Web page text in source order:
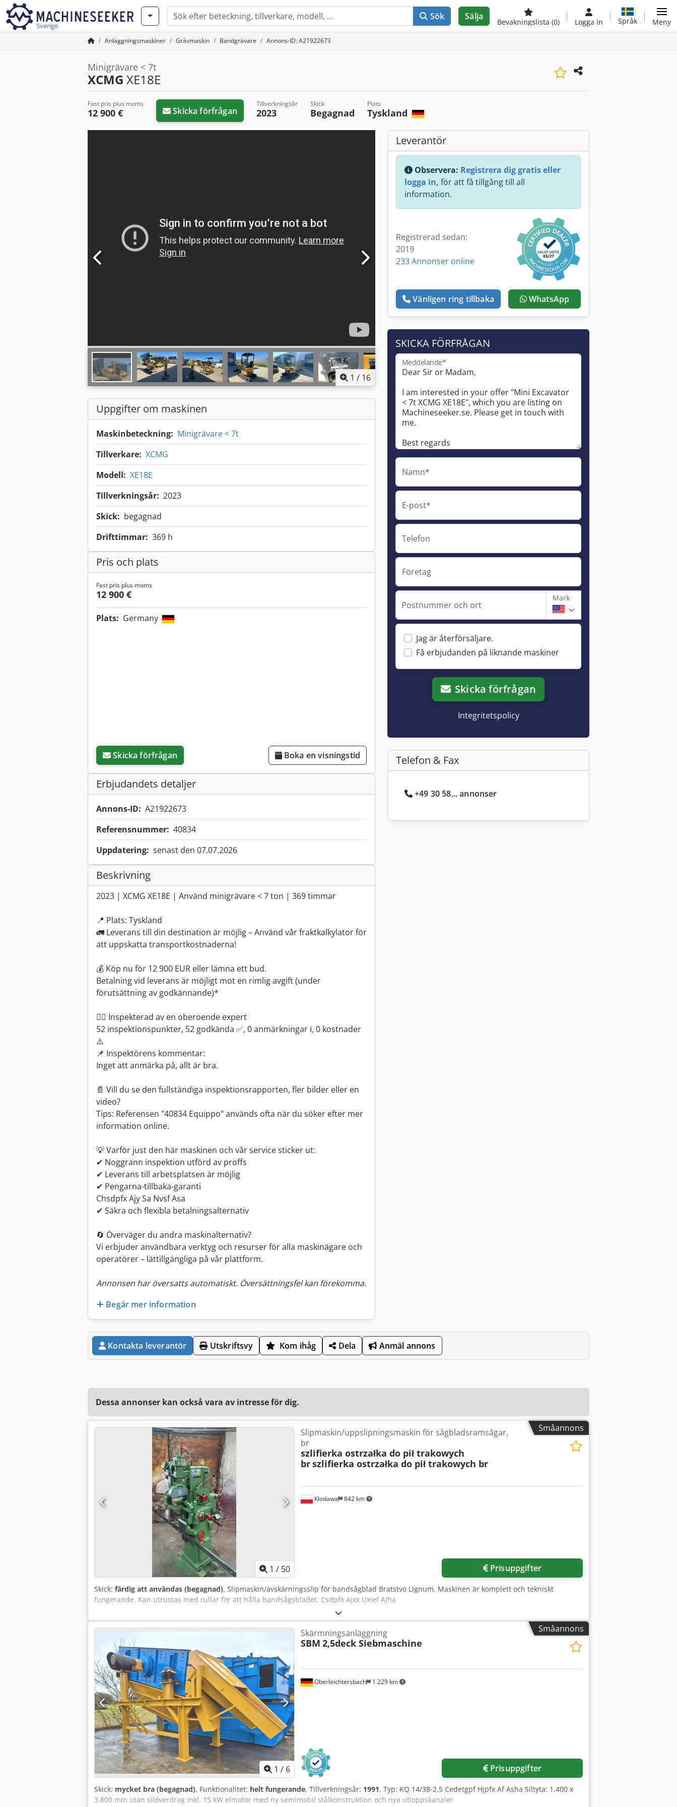
Sverige
Sök Sälja
Bevakningslista (0) Logga in Språk Meny
Anläggningsmaskiner Grävmaskin Bandgrävare Annons-ID: A21922673
Minigrävare < 7t
XCMG XE18E
Fast pris plus moms
12 900 € Skicka förfrågan
Tillverkningsår
2023
Skick
Begagnad
Plats
Tyskland
1 / 16
Uppgifter om maskinen
Maskinbeteckning: Minigrävare < 7t
Tillverkare: XCMG
Modell: XE18E
Tillverkningsår: 2023
Skick: begagnad
Drifttimmar: 369 h
Pris och plats
Fast pris plus moms
12 900 €
Plats: Germany
Skicka förfrågan Boka en visningstid
Erbjudandets detaljer
Annons-ID: A21922673
Referensnummer: 40834
Uppdatering: senast den 07.07.2026
Beskrivning
2023 | XCMG XE18E | Använd minigrävare < 7 ton | 369 timmar
📍 Plats: Tyskland
🚛 Leverans till din destination är möjlig – Använd vår fraktkalkylator för
att uppskatta transportkostnaderna!
💰 Köp nu för 12 900 EUR eller lämna ett bud.
Betalning vid leverans är möjligt mot en rimlig avgift (under
förutsättning av godkännande)*
👷‍♂️ Inspekterad av en oberoende expert
52 inspektionspunkter, 52 godkända ✅, 0 anmärkningar ℹ️, 0 kostnader
⚠️
📌 Inspektörens kommentar:
Inget att anmärka på, allt är bra.
📄 Vill du se den fullständiga inspektionsrapporten, fler bilder eller en
video?
Tips: Referensen "40834 Equippo" används ofta när du söker efter mer
information online.
💡 Varför just den här maskinen och vår service sticker ut:
✔ Noggrann inspektion utförd av proffs
✔ Leverans till arbetsplatsen är möjlig
✔ Pengarna-tillbaka-garanti
Chsdpfx Ajy Sa Nvsf Asa
✔ Säkra och flexibla betalningsalternativ
🔄 Överväger du andra maskinalternativ?
Vi erbjuder användbara verktyg och resurser för alla maskinägare och
operatörer – lättillgängliga på vår plattform.
Annonsen har översatts automatiskt. Översättningsfel kan förekomma.
Begär mer information
Leverantör
Observera: Registrera dig gratis eller
logga in, för att få tillgång till all
information.
Registrerad sedan:
2019
233 Annonser online
Vänligen ring tillbaka WhatsApp
SKICKA FÖRFRÅGAN
Meddelande*
Namn*
E-post*
Telefon
Företag
Postnummer och ort
Mark
Jag är återförsäljare.
Få erbjudanden på liknande maskiner
Skicka förfrågan
Integritetspolicy
Telefon & Fax
+49 30 58... annonser
Kontakta leverantör Utskriftsvy Kom ihåg Dela Anmäl annons
Dessa annonser kan också vara av intresse för dig.
Småannons
1 / 50
Kłodawa 842 km
Slipmaskin/uppslipningsmaskin för sågbladsramsågar,
br
szlifierka ostrzałka do pił trakowych
brszlifierka ostrzałka do pił trakowych br
Prisuppgifter
Skick: färdig att användas (begagnad), Slipmaskin/avskärningsslip för bandsågblad Bratstvo Lignum. Maskinen är komplett och tekniskt
fungerande. Kan utrustas med rullar för att hålla bandsågsbladet. Csdpfx Ajxx Uxief Ajha
Småannons
1 / 6
Oberleichtersbach 1 229 km
Skärmningsanläggning
SBM 2,5deck Siebmaschine
Prisuppgifter
Skick: mycket bra (begagnad), Funktionalitet: helt fungerande, Tillverkningsår: 1991, Typ: KQ 14/38-2,5 Cedetgpf Hjpfx Af Asha Siltyta: 1.400 x
3.800 mm utan silöverdrag inkl. 15 kW elmotor med ny semimobil stålkonstruktion och nya utloppskanaler